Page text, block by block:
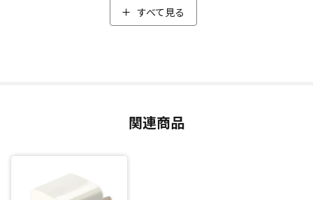
ら作られた振動ボールです。
健康的な生活を続けるには下半身の筋肉がとても大切。特に
させた状態」と比べ、筋活動量が約342％も増加したというデ
1回たった3分でトレーニングできるため、忙しい方や運動が
苦手な方でも手軽に続けられます。
また、ボタンひとつだけで操作できるのもうれしいポイン
すべて見る
関連商品